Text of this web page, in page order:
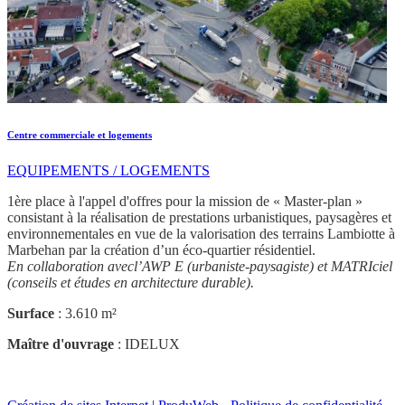
Centre commerciale et logements
EQUIPEMENTS / LOGEMENTS
1ère place à l'appel d'offres pour la mission de « Master-plan »
consistant à la réalisation de prestations urbanistiques, paysagères et
environnementales en vue de la valorisation des terrains Lambiotte à
Marbehan par la création d’un éco-quartier résidentiel.
En collaboration avecl’AWP E (urbaniste-paysagiste) et MATRIciel
(conseils et études en architecture durable).
Surface : 3.610 m²
Maître d'ouvrage : IDELUX